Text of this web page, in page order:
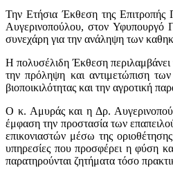
Την Ετήσια Έκθεση της
Αυγερινοπούλου, στον Υφυπουργό
συνεχάρη για την ανάληψη των
Η πολυσέλιδη Έκθεση περιλαμβάνει
την πρόληψη και αντιμετώπιση
βιοποικιλότητας και την αγροτική
Ο κ. Αμυράς και η Δρ.
έμφαση την προστασία των
επικονιαστών μέσω της
υπηρεσίες που προσφέρει η φύση
παρατηρούνται ζητήματα τόσο